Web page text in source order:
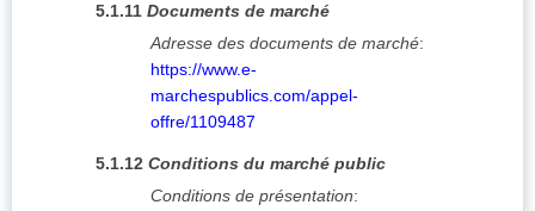
5.1.11 Documents de marché
Adresse des documents de marché:
https://www.e-
marchespublics.com/appel-
offre/1109487
5.1.12 Conditions du marché public
Conditions de présentation: